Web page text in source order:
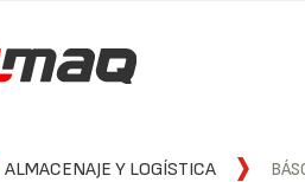
ALMACENAJE Y LOGÍSTICA